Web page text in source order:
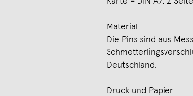
Material
Die Pins sind aus
Deutschland.
Druck und Papier